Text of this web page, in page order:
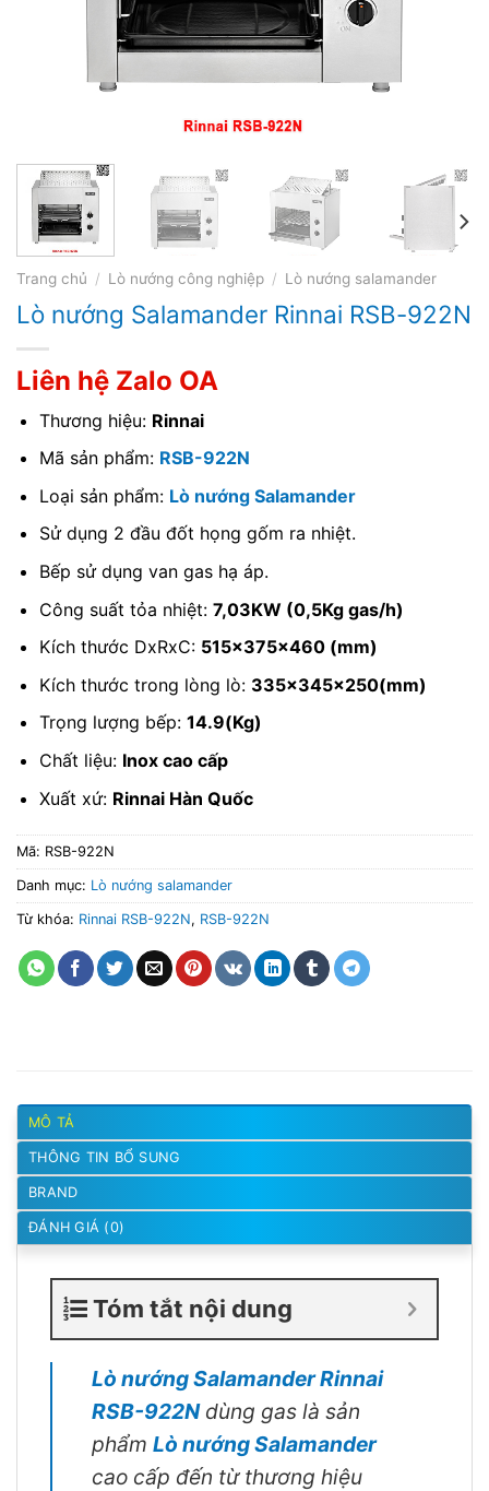
Trang chủ / Lò nướng công nghiệp / Lò nướng salamander
Lò nướng Salamander Rinnai RSB-922N
Liên hệ Zalo OA
Thương hiệu: Rinnai
Mã sản phẩm: RSB-922N
Loại sản phẩm: Lò nướng Salamander
Sử dụng 2 đầu đốt họng gốm ra nhiệt.
Bếp sử dụng van gas hạ áp.
Công suất tỏa nhiệt: 7,03KW (0,5Kg gas/h)
Kích thước DxRxC: 515x375x460 (mm)
Kích thước trong lòng lò: 335x345x250(mm)
Trọng lượng bếp: 14.9(Kg)
Chất liệu: Inox cao cấp
Xuất xứ: Rinnai Hàn Quốc
Mã: RSB-922N
Danh mục: Lò nướng salamander
Từ khóa: Rinnai RSB-922N, RSB-922N
MÔ TẢ
THÔNG TIN BỔ SUNG
BRAND
ĐÁNH GIÁ (0)
Tóm tắt nội dung
Lò nướng Salamander Rinnai
RSB-922Ndùng gas là sản
phẩm Lò nướng Salamander
cao cấp đến từ thương hiệu